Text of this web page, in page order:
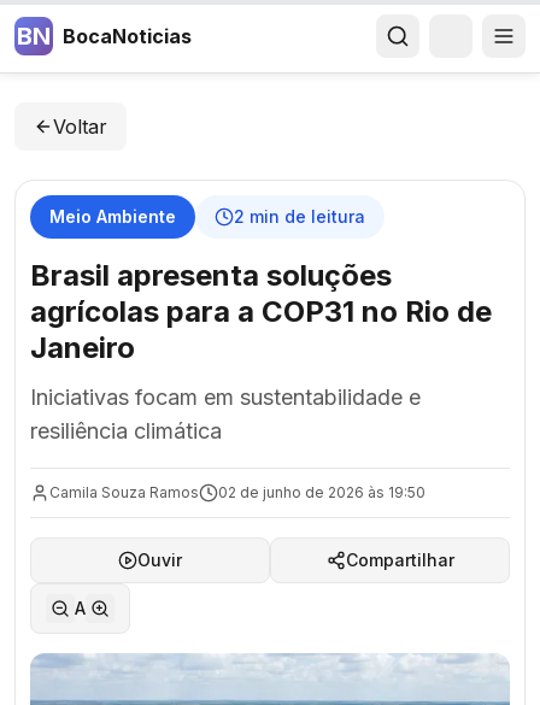
BN BocaNoticias
Voltar
Meio Ambiente 2 min de leitura
Brasil apresenta soluções
agrícolas para a COP31 no Rio de
Janeiro
Iniciativas focam em sustentabilidade e
resiliência climática
Camila Souza Ramos 02 de junho de 2026 às 19:50
Ouvir Compartilhar
A